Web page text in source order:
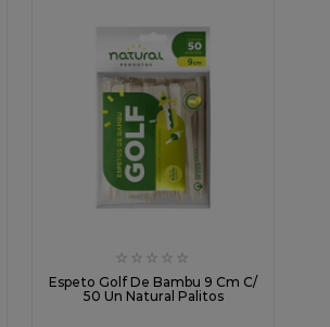
☆ ☆ ☆ ☆ ☆
Espeto Golf De Bambu 9 Cm C/
50 Un Natural Palitos